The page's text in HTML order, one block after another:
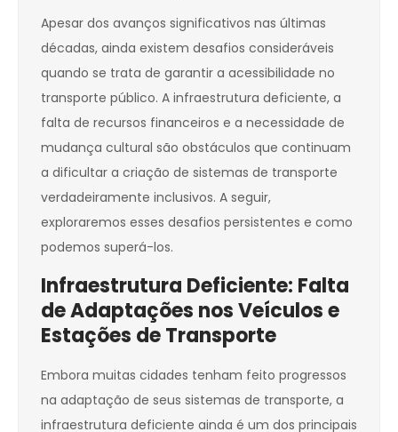
Apesar dos avanços significativos nas últimas
décadas, ainda existem desafios consideráveis
quando se trata de garantir a acessibilidade no
transporte público. A infraestrutura deficiente, a
falta de recursos financeiros e a necessidade de
mudança cultural são obstáculos que continuam
a dificultar a criação de sistemas de transporte
verdadeiramente inclusivos. A seguir,
exploraremos esses desafios persistentes e como
podemos superá-los.
Infraestrutura Deficiente: Falta
de Adaptações nos Veículos e
Estações de Transporte
Embora muitas cidades tenham feito progressos
na adaptação de seus sistemas de transporte, a
infraestrutura deficiente ainda é um dos principais